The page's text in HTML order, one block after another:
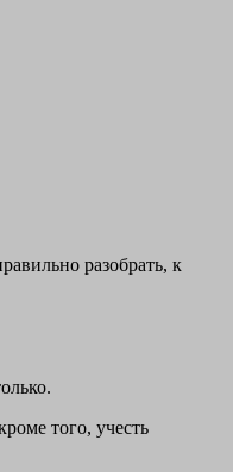
разобрать, к
того, учесть